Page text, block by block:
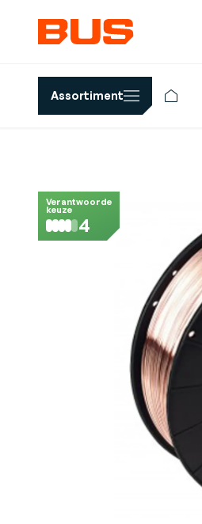
Assortiment
Verantwoorde
keuze
4